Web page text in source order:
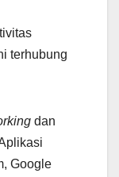
terhubung
dan
Google